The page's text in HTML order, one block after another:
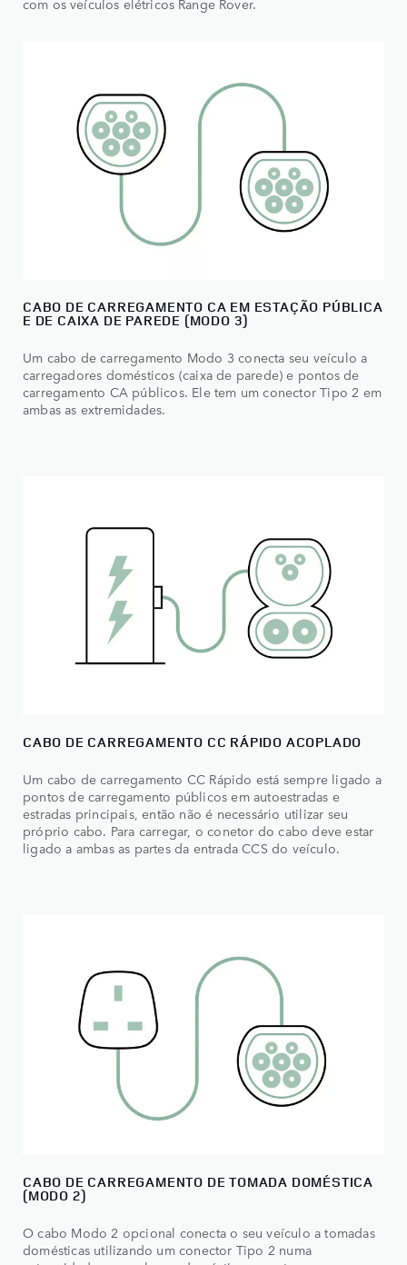
CABO DE CARREGAMENTO CA EM ESTAÇÃO PÚBLICA
E DE CAIXA DE PAREDE (MODO 3)
Um cabo de carregamento Modo 3 conecta seu veículo a
carregadores domésticos (caixa de parede) e pontos de
carregamento CA públicos. Ele tem um conector Tipo 2 em
ambas as extremidades.
CABO DE CARREGAMENTO CC RÁPIDO ACOPLADO
Um cabo de carregamento CC Rápido está sempre ligado a
pontos de carregamento públicos em autoestradas e
estradas principais, então não é necessário utilizar seu
próprio cabo. Para carregar, o conetor do cabo deve estar
ligado a ambas as partes da entrada CCS do veículo.
CABO DE CARREGAMENTO DE TOMADA DOMÉSTICA
(MODO 2)
O cabo Modo 2 opcional conecta o seu veículo a tomadas
domésticas utilizando um conector Tipo 2 numa